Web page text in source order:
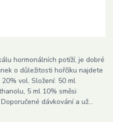
hormonálních potíží, je dobré
o důležitosti hořčíku najdete
vol. Složení: 50 ml
5 ml 10% směsi
dávkování a už...